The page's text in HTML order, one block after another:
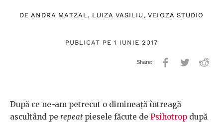
DEANDRA MATZAL, LUIZA VASILIU ,VEIOZA STUDIO
PUBLICAT PE 1 IUNIE 2017
După ce ne-am petrecut o dimineață întreagă
ascultând pe repeatpiesele făcute de Psihotrop după